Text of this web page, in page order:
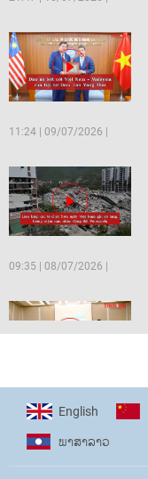
11:24 09/07/2026
09:35 08/07/2026
English
ພາ​ສາ​ລາວ